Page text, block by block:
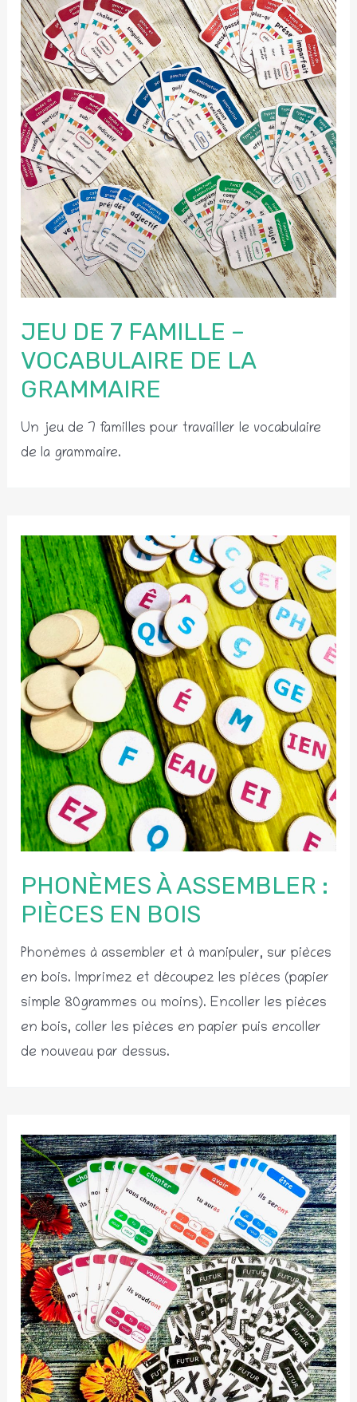
JEU DE 7 FAMILLE –
VOCABULAIRE DE LA
GRAMMAIRE
Un jeu de 7 familles pour travailler le vocabulaire
de la grammaire.
PHONÈMES À ASSEMBLER :
PIÈCES EN BOIS
Phonèmes à assembler et à manipuler, sur pièces
en bois. Imprimez et découpez les pièces (papier
simple 80grammes ou moins). Encoller les pièces
en bois, coller les pièces en papier puis encoller
de nouveau par dessus.